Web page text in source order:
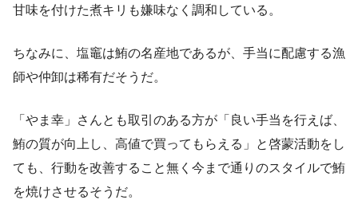
甘味を付けた煮キリも嫌味なく調和している。
ちなみに、塩竈は鮪の名産地であるが、手当に配慮する漁
師や仲卸は稀有だそうだ。
「やま幸」さんとも取引のある方が「良い手当を行えば、
鮪の質が向上し、高値で買ってもらえる」と啓蒙活動をし
ても、行動を改善すること無く今まで通りのスタイルで鮪
を焼けさせるそうだ。